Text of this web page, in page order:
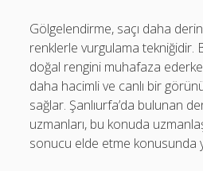
Gölgelendirme, saçı daha derin
renklerle vurgulama tekniğidir.
doğal rengini muhafaza
daha hacimli ve canlı bir
sağlar. Şanlıurfa’da bulunan
uzmanları, bu konuda
sonucu elde etme konusunda